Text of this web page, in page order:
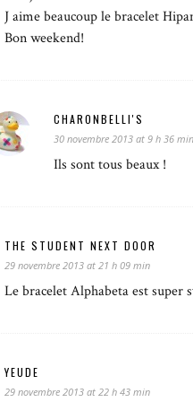
J aime beaucoup le bracelet
Bon weekend!
CHARONBELLI'S
30 novembre 2013 at 9 h 36 min
Ils sont tous beaux !
THE STUDENT NEXT DOOR
29 novembre 2013 at 21 h 09 min
Le bracelet Alphabeta est super
YEUDE
29 novembre 2013 at 22 h 43 min